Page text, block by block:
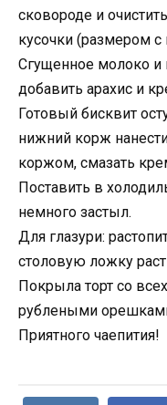
сковороде и
кусочки (размером с
Сгущенное молоко и
добавить арахис и
Готовый бисквит
нижний корж
коржом, смазать
Поставить в
немного застыл.
Для глазури:
столовую ложку
Покрыла торт со
рублеными
Приятного чаепития!